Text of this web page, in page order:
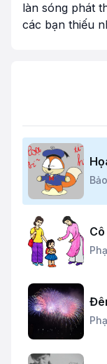
làn sóng phát
các bạn thiếu